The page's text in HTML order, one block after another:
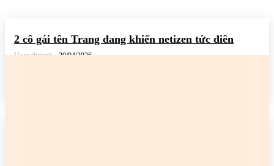
2 cô gái tên Trang đang khiến netizen tức điên
Hoanghaianh - 30/04/2026